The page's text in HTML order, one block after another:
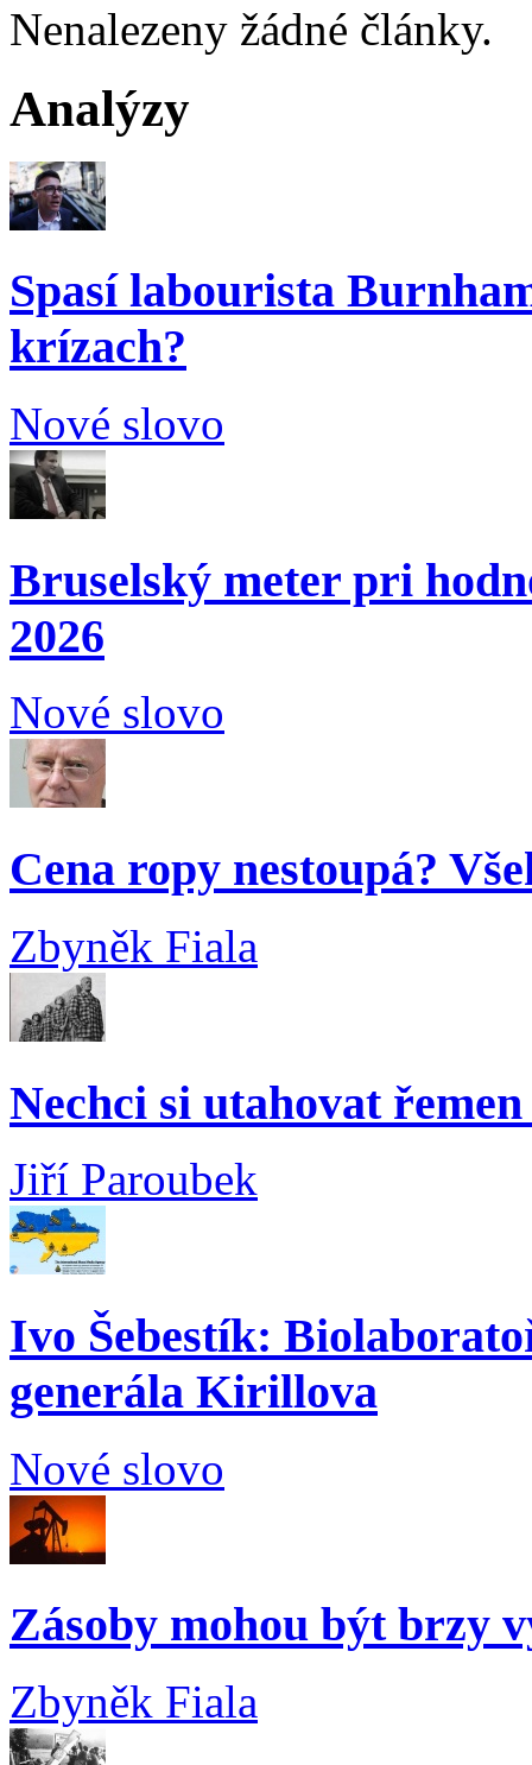
Nenalezeny žádné články.
Analýzy
Spasí labourista
krízach?
Nové slovo
Bruselský meter pri
2026
Nové slovo
Cena ropy nestoupá?
Zbyněk Fiala
Nechci si utahovat
Jiří Paroubek
Ivo Šebestík:
generála Kirillova
Nové slovo
Zásoby mohou být brzy
Zbyněk Fiala